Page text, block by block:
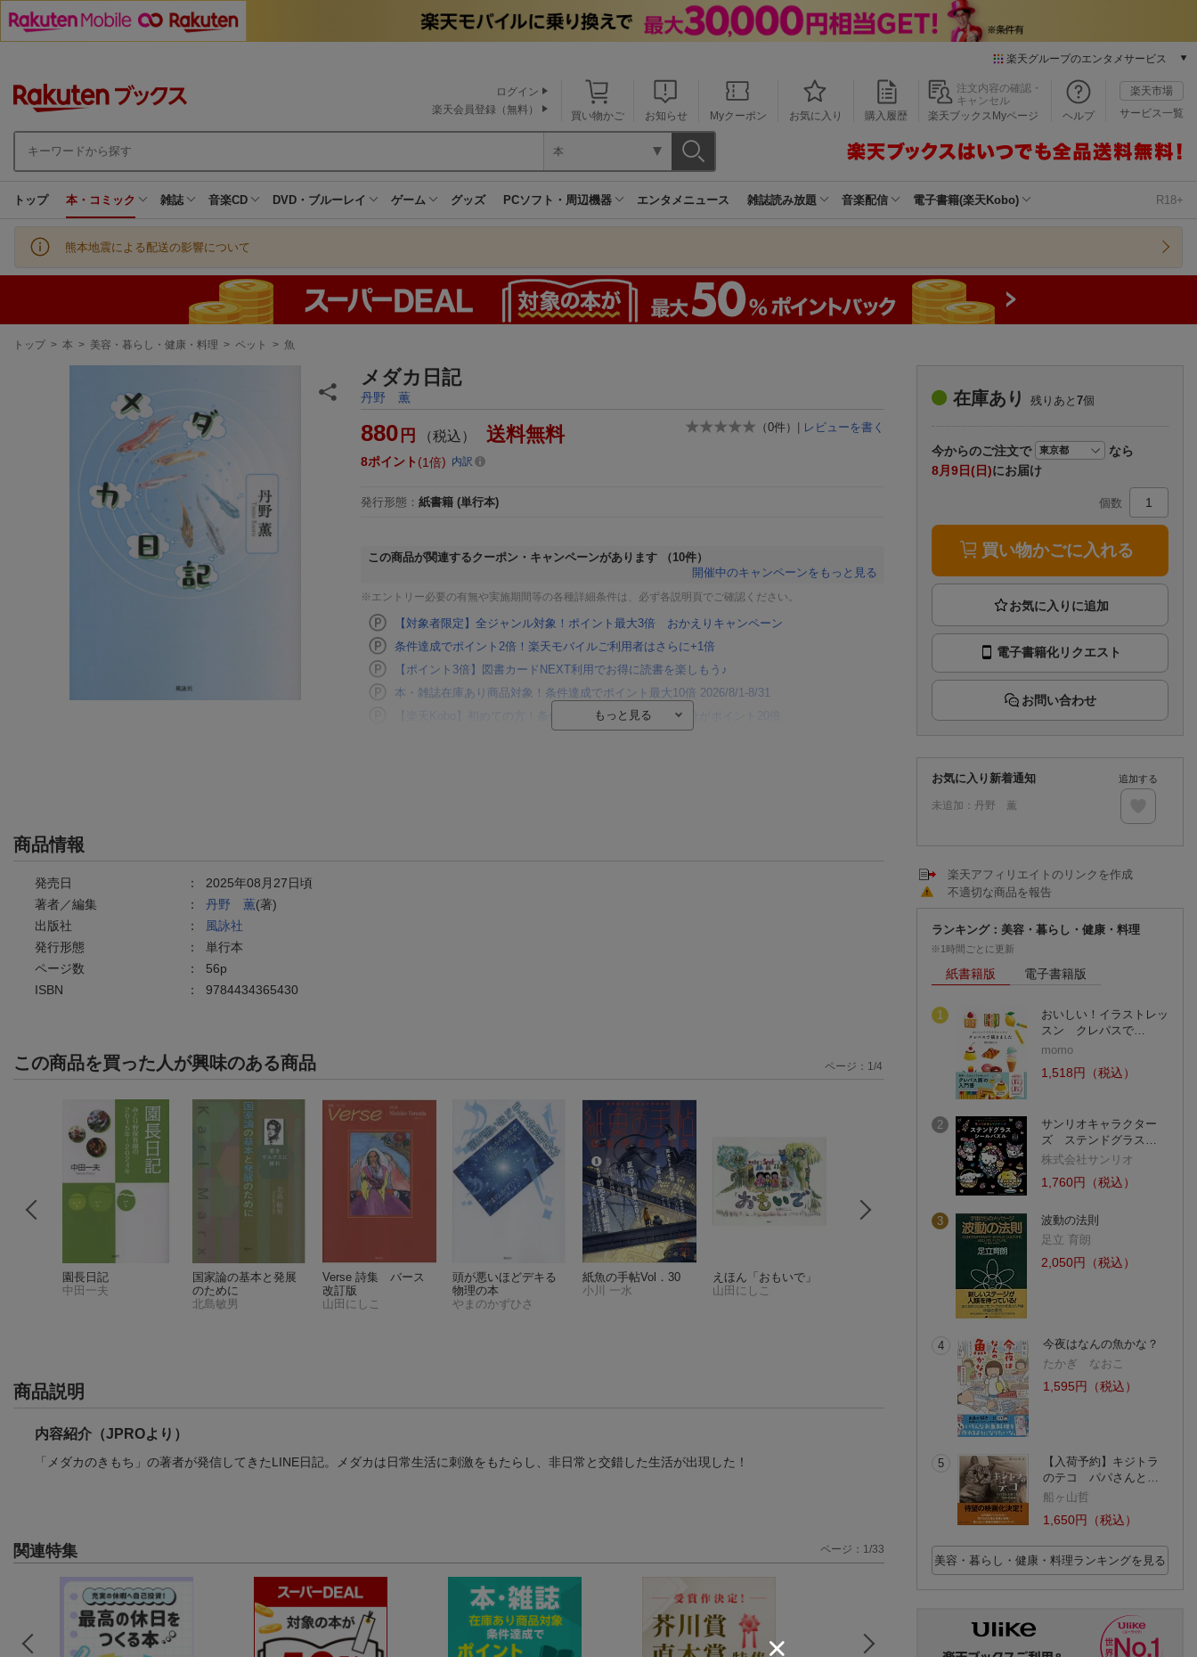
楽天グループのエンタメサービス
本/ゲーム/CD/DVD
楽天ブックス
楽天Kobo
楽天チケット
エンタメニュース
推し楽
買い物かご お知らせ Myクーポン お気に入り 購入履歴
注文内容の確認・
キャンセル
楽天ブックスMyページ
ヘルプ
楽天市場
サービス一覧
ログイン
楽天会員登録（無料）
本
トップ 本・コミック 雑誌 音楽CD DVD・ブルーレイ ゲーム グッズ PCソフト・周辺機器 エンタメニュース 雑誌読み放題 音楽配信 電子書籍(楽天Kobo) R18+
熊本地震による配送の影響について
現
トップ > 本 > 美容・暮らし・健康・料理 > ペット > 魚
メダカ日記
丹野 薫
（0件） | レビューを書く
880 円 （税込） 送料無料
8ポイント 1倍 内訳
発行形態 ： 紙書籍 (単行本)
この商品が関連するクーポン・キャンペーンがあります
（10件）
開催中のキャンペーンをもっと見る
※エントリー必要の有無や実施期間等の各種詳細条件は、必ず各説明頁でご確認ください。
【対象者限定】全ジャンル対象！ポイント最大3倍 おかえりキャンペーン
条件達成でポイント2倍！楽天モバイルご利用者はさらに+1倍
【ポイント3倍】図書カードNEXT利用でお得に読書を楽しもう♪
本・雑誌在庫あり商品対象！条件達成でポイント最大10倍 2026/8/1-8/31
【楽天Kobo】初めての方！条件達成で楽天ブックス購入分がポイント20倍
商品情報
発売日 ： 2025年08月27日頃
著者／編集
： 丹野 薫(著)
出版社
：
風詠社
発行形態
： 単行本
ページ数
： 56p
ISBN
： 9784434365430
この商品を買った人が興味のある商品
園長日記
中田一夫
国家論の基本と発展
のために
北島敏男
Verse 詩集 バース
改訂版
山田にしこ
頭が悪いほどデキる
物理の本
やまのかずひさ
紙魚の手帖Vol．30
小川 一水
えほん「おもいで」
山田にしこ
箴言詩
金澤 健
ページ： 1 /4
商品説明
内容紹介（JPROより）
「メダカのきもち」の著者が発信してきたLINE日記。メダカは日常生活に刺激をもたらし、非日常と交錯した生活が出現した！
関連特集 ページ：1/33
在庫あり 残りあと 7個
今からのご注文で
なら
8月9日(日)にお届け
個数
買い物かごに入れる
電子書籍化リクエスト
お問い合わせ
お気に入り新着通知
未追加： 丹野 薫
追加する
楽天アフィリエイトのリンクを作成
不適切な商品を報告
ランキング：美容・暮らし・健康・料理
※1時間ごとに更新
紙書籍版 電子書籍版
1
おいしい！イラストレッ
スン クレパスで…
momo
1,518円（税込）
2
サンリオキャラクター
ズ ステンドグラス…
株式会社サンリオ
1,760円（税込）
3
波動の法則
足立 育朗
2,050円（税込）
4
今夜はなんの魚かな？
たかぎ なおこ
1,595円（税込）
5
【入荷予約】キジトラ
のテコ パパさんと…
船ヶ山哲
1,650円（税込）
美容・暮らし・健康・料理ランキングを見る